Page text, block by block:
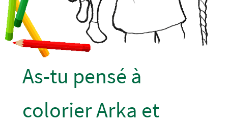
As-tu pensé à
colorier Arka et